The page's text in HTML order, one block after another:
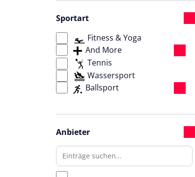
Sportart
Fitness & Yoga
And More
Tennis
Wassersport
Ballsport
Anbieter